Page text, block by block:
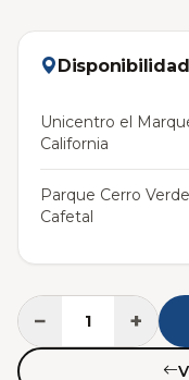
Unicentro el
California
Parque Cerro
Cafetal
− +